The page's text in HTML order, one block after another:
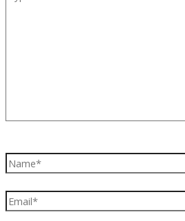
Name*
Email*